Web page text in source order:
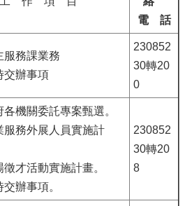
電 話
服務課業務
交辦事項
230852
30轉20
0
機關委託專案甄選。
服務外展人員實施計
才活動實施計畫。
辦事項。
230852
30轉20
8